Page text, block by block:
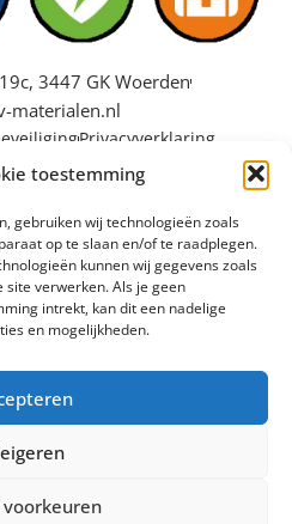
toestemming
gebruiken wij technologieën zoals
op te slaan en/of te raadplegen.
kunnen wij gegevens zoals
verwerken. Als je geen
intrekt, kan dit een nadelige
en mogelijkheden.
voorkeuren
3447 GK Woerden
materialen.nl
Privacyverklaring